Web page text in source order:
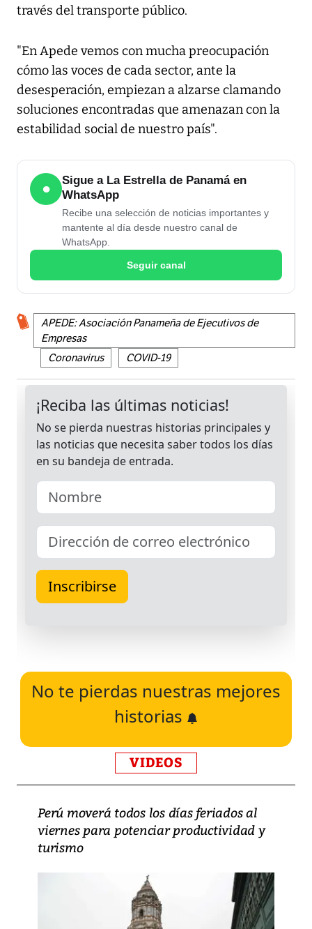
través del transporte público.
"En Apede vemos con mucha preocupación
cómo las voces de cada sector, ante la
desesperación, empiezan a alzarse clamando
soluciones encontradas que amenazan con la
estabilidad social de nuestro país".
●
Sigue a La Estrella de Panamá en
WhatsApp
Recibe una selección de noticias importantes y
mantente al día desde nuestro canal de
WhatsApp.
Seguir canal
APEDE: Asociación Panameña de Ejecutivos de
Empresas
Coronavirus
COVID-19
No te pierdas nuestras mejores
historias
VIDEOS
Perú moverá todos los días feriados al
viernes para potenciar productividad y
turismo